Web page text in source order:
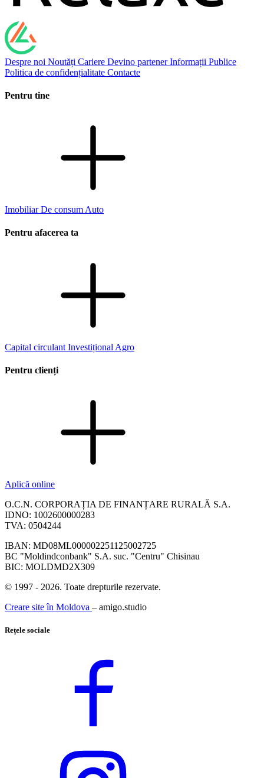
Despre noi Noutăți Cariere Devino partenerInformații Publice
Politica de confidențialitate Contacte
Pentru tine
ImobiliarDe consum Auto
Pentru afacerea ta
Capital circulant Investițional Agro
Pentru clienți
Aplică online
O.C.N. CORPORAȚIA DE FINANȚARE RURALĂ S.A.
IDNO: 1002600000283
TVA: 0504244
IBAN: MD08ML000002251125002725
BC "Moldindconbank" S.A. suc. "Centru" Chisinau
BIC: MOLDMD2X309
© 1997 - 2026. Toate drepturile rezervate.
Creare site în Moldova – amigo.studio
Rețele sociale